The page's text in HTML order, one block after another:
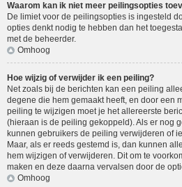
Waarom kan ik niet meer peilingsopties
De limiet voor de peilingsopties is ingesteld
opties denkt nodig te hebben dan het
met de beheerder.
Omhoog
Hoe wijzig of verwijder ik een peiling?
Net zoals bij de berichten kan een peiling
degene die hem gemaakt heeft, en door een
peiling te wijzigen moet je het allereerste
(hieraan is de peiling gekoppeld). Als er nog
kunnen gebruikers de peiling verwijderen of
Maar, als er reeds gestemd is, dan kunnen
hem wijzigen of verwijderen. Dit om te
maken en deze daarna vervalsen door de
Omhoog